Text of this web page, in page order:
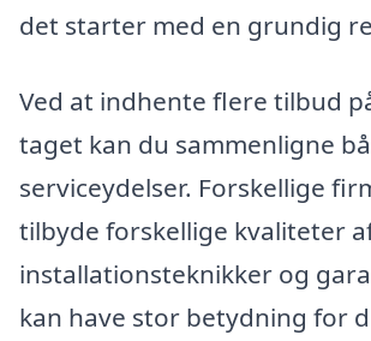
det starter med en grundig
Ved at indhente flere tilbud
taget kan du sammenligne
serviceydelser. Forskellige
tilbyde forskellige kvaliteter
installationsteknikker og
kan have stor betydning for